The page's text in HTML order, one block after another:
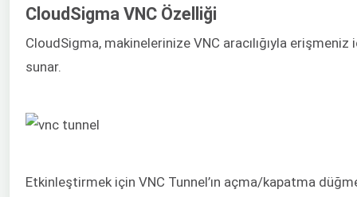
CloudSigma VNC Özelliği
CloudSigma, makinelerinize VNC aracılığıyla erişmeniz
sunar.
Etkinleştirmek için VNC Tunnel’ın açma/kapatma